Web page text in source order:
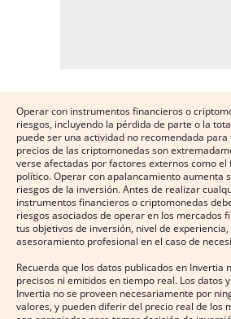
Operar con instrumentos financieros o
riesgos, incluyendo la pérdida de parte o la
puede ser una actividad no recomendada
precios de las criptomonedas son
verse afectadas por factores externos como el
político. Operar con apalancamiento aumenta
riesgos de la inversión. Antes de realizar
instrumentos financieros o criptomonedas
riesgos asociados de operar en los mercados
tus objetivos de inversión, nivel de
asesoramiento profesional en el caso de
Recuerda que los datos publicados en Invertia
precisos ni emitidos en tiempo real. Los datos
Invertia no se proveen necesariamente por
valores, y pueden diferir del precio real de los